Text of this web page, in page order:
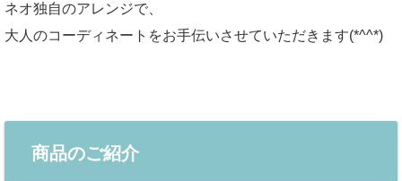
ネオ独自のアレンジで、
大人のコーディネートをお手伝いさせていただきます(*^^*)
商品のご紹介